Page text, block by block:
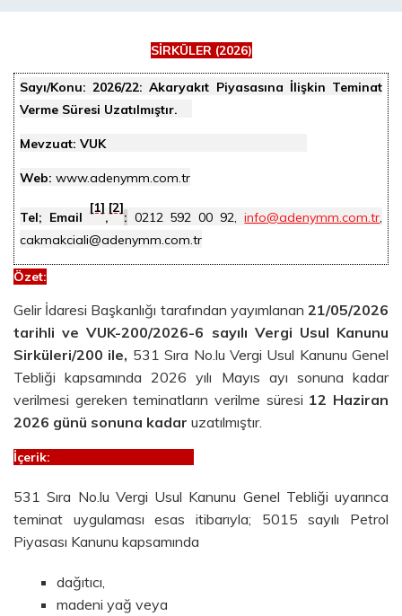
SİRKÜLER (2026)
Sayı/Konu: 2026/22: Akaryakıt Piyasasına İlişkin Teminat
Verme Süresi Uzatılmıştır.
Mevzuat: VUK
Web: www.adenymm.com.tr
Tel; Email
[1]
,
[2]
: 0212 592 00 92,info@adenymm.com.tr,
cakmakciali@adenymm.com.tr
Özet:
Gelir İdaresi Başkanlığı tarafından yayımlanan 21/05/2026
tarihli ve VUK-200/2026-6 sayılı Vergi Usul Kanunu
Sirküleri/200 ile, 531 Sıra No.lu Vergi Usul Kanunu Genel
Tebliği kapsamında 2026 yılı Mayıs ayı sonuna kadar
verilmesi gereken teminatların verilme süresi 12 Haziran
2026 günü sonuna kadar uzatılmıştır.
İçerik:
531 Sıra No.lu Vergi Usul Kanunu Genel Tebliği uyarınca
teminat uygulaması esas itibarıyla; 5015 sayılı Petrol
Piyasası Kanunu kapsamında
dağıtıcı,
madeni yağ veya